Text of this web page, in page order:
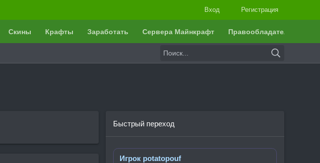
Вход Регистрация
Скины Крафты Заработать Сервера Майнкрафт Правообладателям
Быстрый переход
Игрок potatopouf